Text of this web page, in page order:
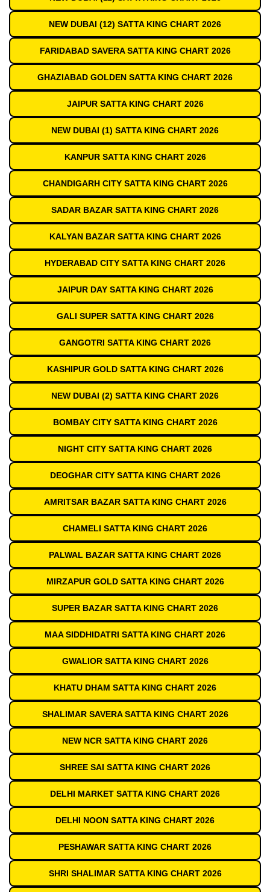
NEW DUBAI (12) SATTA KING CHART 2026
FARIDABAD SAVERA SATTA KING CHART 2026
GHAZIABAD GOLDEN SATTA KING CHART 2026
JAIPUR SATTA KING CHART 2026
NEW DUBAI (1) SATTA KING CHART 2026
KANPUR SATTA KING CHART 2026
CHANDIGARH CITY SATTA KING CHART 2026
SADAR BAZAR SATTA KING CHART 2026
KALYAN BAZAR SATTA KING CHART 2026
HYDERABAD CITY SATTA KING CHART 2026
JAIPUR DAY SATTA KING CHART 2026
GALI SUPER SATTA KING CHART 2026
GANGOTRI SATTA KING CHART 2026
KASHIPUR GOLD SATTA KING CHART 2026
NEW DUBAI (2) SATTA KING CHART 2026
BOMBAY CITY SATTA KING CHART 2026
NIGHT CITY SATTA KING CHART 2026
DEOGHAR CITY SATTA KING CHART 2026
AMRITSAR BAZAR SATTA KING CHART 2026
CHAMELI SATTA KING CHART 2026
PALWAL BAZAR SATTA KING CHART 2026
MIRZAPUR GOLD SATTA KING CHART 2026
SUPER BAZAR SATTA KING CHART 2026
MAA SIDDHIDATRI SATTA KING CHART 2026
GWALIOR SATTA KING CHART 2026
KHATU DHAM SATTA KING CHART 2026
SHALIMAR SAVERA SATTA KING CHART 2026
NEW NCR SATTA KING CHART 2026
SHREE SAI SATTA KING CHART 2026
DELHI MARKET SATTA KING CHART 2026
DELHI NOON SATTA KING CHART 2026
PESHAWAR SATTA KING CHART 2026
SHRI SHALIMAR SATTA KING CHART 2026